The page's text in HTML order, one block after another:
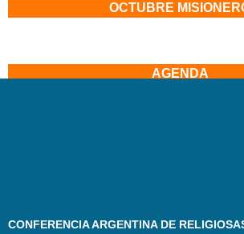
OCTUBRE
AGENDA
CONFERENCIA ARGENTINA DE